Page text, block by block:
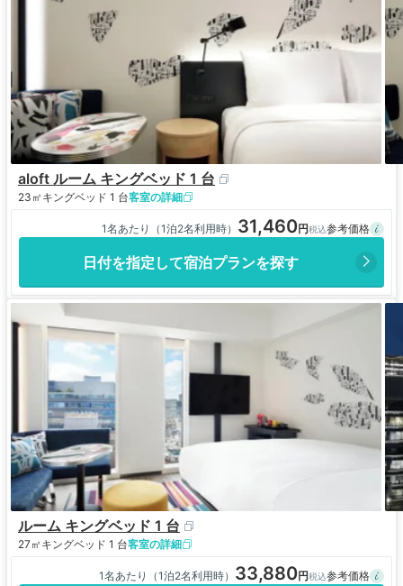
aloft ルーム キングベッド 1 台
23㎡ キングベッド 1 台客室の詳細
1名あたり（1泊2名利用時） 31,460
日付を指定して宿泊プランを探す
ルーム キングベッド 1 台
27㎡ キングベッド 1 台客室の詳細
1名あたり（1泊2名利用時） 33,880